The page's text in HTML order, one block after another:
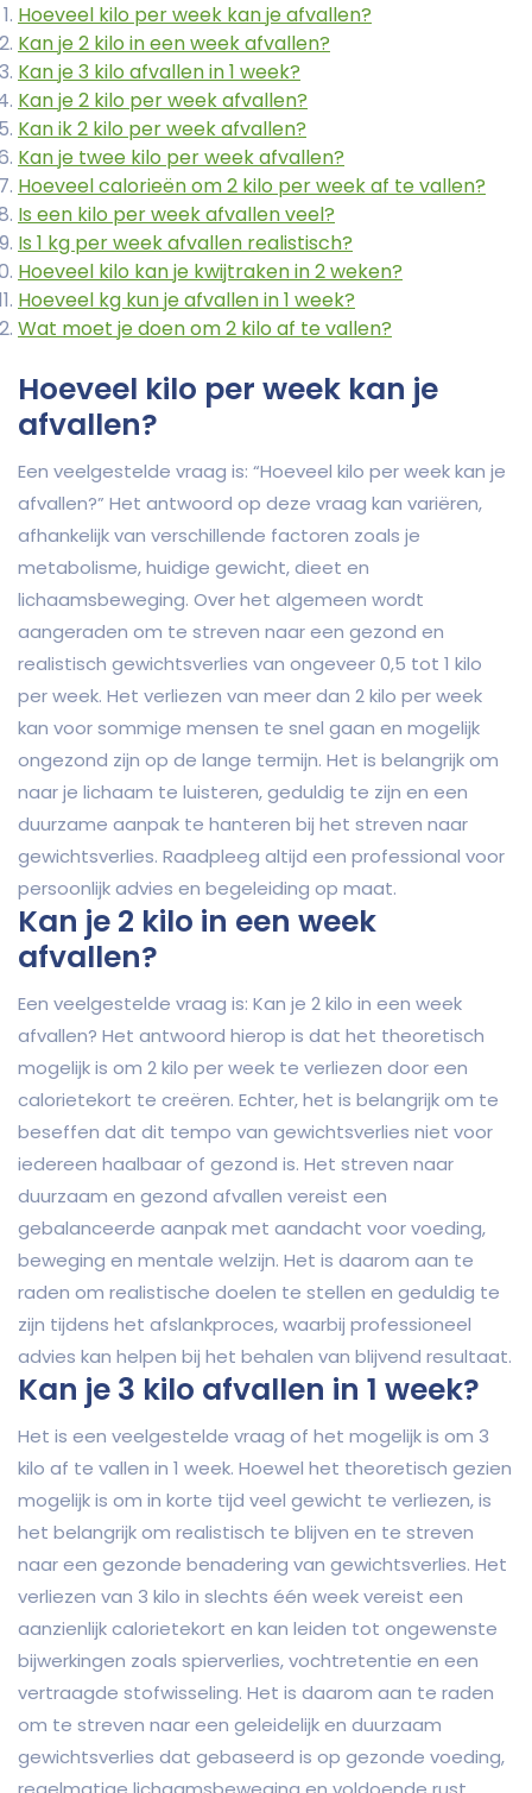
Hoeveel kilo per week kan je afvallen?
Kan je 2 kilo in een week afvallen?
Kan je 3 kilo afvallen in 1 week?
Kan je 2 kilo per week afvallen?
Kan ik 2 kilo per week afvallen?
Kan je twee kilo per week afvallen?
Hoeveel calorieën om 2 kilo per week af te vallen?
Is een kilo per week afvallen veel?
Is 1 kg per week afvallen realistisch?
Hoeveel kilo kan je kwijtraken in 2 weken?
Hoeveel kg kun je afvallen in 1 week?
Wat moet je doen om 2 kilo af te vallen?
Hoeveel kilo per week kan je
afvallen?
Een veelgestelde vraag is: “Hoeveel kilo per week kan je
afvallen?” Het antwoord op deze vraag kan variëren,
afhankelijk van verschillende factoren zoals je
metabolisme, huidige gewicht, dieet en
lichaamsbeweging. Over het algemeen wordt
aangeraden om te streven naar een gezond en
realistisch gewichtsverlies van ongeveer 0,5 tot 1 kilo
per week. Het verliezen van meer dan 2 kilo per week
kan voor sommige mensen te snel gaan en mogelijk
ongezond zijn op de lange termijn. Het is belangrijk om
naar je lichaam te luisteren, geduldig te zijn en een
duurzame aanpak te hanteren bij het streven naar
gewichtsverlies. Raadpleeg altijd een professional voor
persoonlijk advies en begeleiding op maat.
Kan je 2 kilo in een week
afvallen?
Een veelgestelde vraag is: Kan je 2 kilo in een week
afvallen? Het antwoord hierop is dat het theoretisch
mogelijk is om 2 kilo per week te verliezen door een
calorietekort te creëren. Echter, het is belangrijk om te
beseffen dat dit tempo van gewichtsverlies niet voor
iedereen haalbaar of gezond is. Het streven naar
duurzaam en gezond afvallen vereist een
gebalanceerde aanpak met aandacht voor voeding,
beweging en mentale welzijn. Het is daarom aan te
raden om realistische doelen te stellen en geduldig te
zijn tijdens het afslankproces, waarbij professioneel
advies kan helpen bij het behalen van blijvend resultaat.
Kan je 3 kilo afvallen in 1 week?
Het is een veelgestelde vraag of het mogelijk is om 3
kilo af te vallen in 1 week. Hoewel het theoretisch gezien
mogelijk is om in korte tijd veel gewicht te verliezen, is
het belangrijk om realistisch te blijven en te streven
naar een gezonde benadering van gewichtsverlies. Het
verliezen van 3 kilo in slechts één week vereist een
aanzienlijk calorietekort en kan leiden tot ongewenste
bijwerkingen zoals spierverlies, vochtretentie en een
vertraagde stofwisseling. Het is daarom aan te raden
om te streven naar een geleidelijk en duurzaam
gewichtsverlies dat gebaseerd is op gezonde voeding,